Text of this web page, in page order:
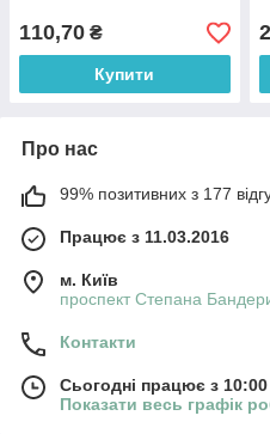
кольору No SB-3475,
54*240
110,70 ₴
Купити
Про нас
99% позитивних з 177
Працює з 11.03.2016
м. Київ
проспект Степана
Контакти
Сьогодні працює з
Показати весь графік